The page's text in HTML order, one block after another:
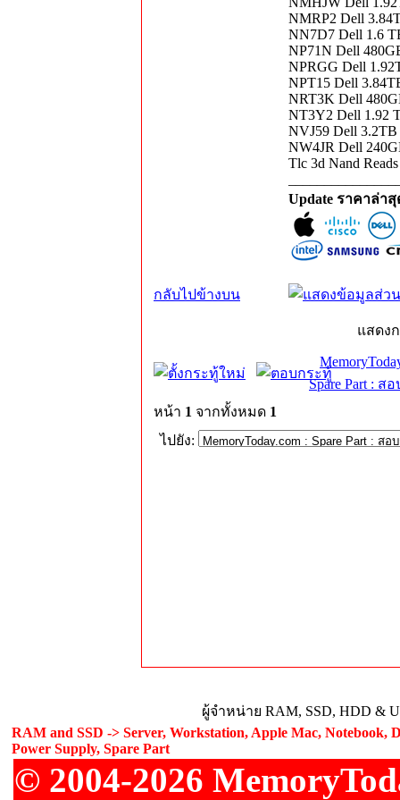
NMRP2 Dell
NN7D7 Dell 1.6
NP71N Dell
NPRGG Dell
NPT15 Dell
NRT3K Dell
NT3Y2 Dell 1.92
NVJ59 Dell 3.2TB
NW4JR Dell
Tlc 3d Nand
Update ราคาล่า
กลับไปข้างบน
แสดง
Spare Part : ส
หน้า 1 จากทั้งหมด 1
ไปยัง:
ผู้จำหน่าย RAM, SSD, HDD &
RAM and SSD -> Server, Workstation, Apple Mac, Notebook,
Power Supply, Spare Part
© 2004-2026